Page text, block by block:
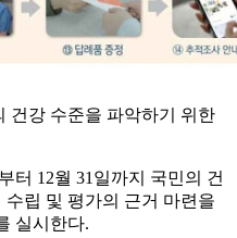
건강 수준을 파악하기 위한
터 12월 31일까지 국민의 건
립 및 평가의 근거 마련을
실시한다.